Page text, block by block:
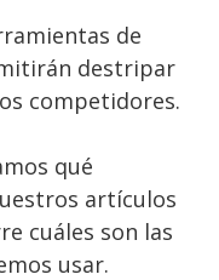
de
destripar
competidores.
qué
artículos
cuáles son las
usar.